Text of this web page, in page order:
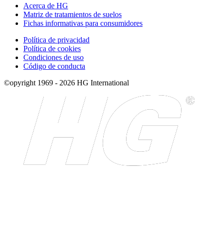
Acerca de HG
Matriz de tratamientos de suelos
Fichas informativas para consumidores
Política de privacidad
Política de cookies
Condiciones de uso
Código de conducta
©opyright 1969 - 2026 HG International